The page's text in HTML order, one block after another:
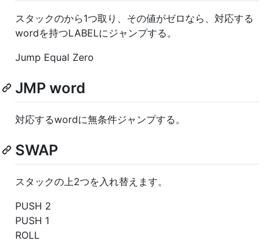
スタックのから1つ取り、その値がゼロなら、対応する
wordを持つLABELにジャンプする。
Jump Equal Zero
JMP word
対応するwordに無条件ジャンプする。
SWAP
スタックの上2つを入れ替えます。
PUSH 2
PUSH 1
ROLL